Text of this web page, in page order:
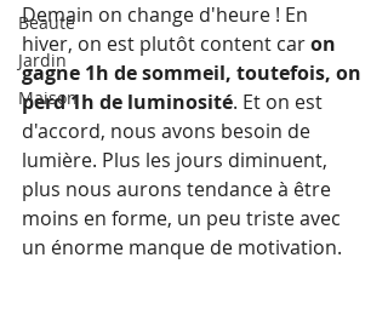
Beauté
Jardin
Maison
Demain on change d'heure ! En
hiver, on est plutôt content car on
gagne 1h de sommeil, toutefois, on
perd 1h de luminosité. Et on est
d'accord, nous avons besoin de
lumière. Plus les jours diminuent,
plus nous aurons tendance à être
moins en forme, un peu triste avec
un énorme manque de motivation.